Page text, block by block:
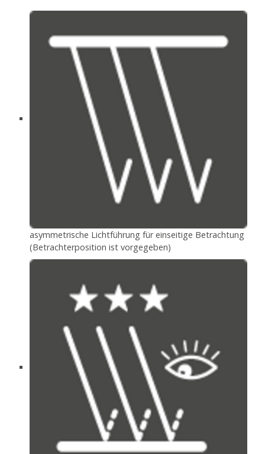
asymmetrische Lichtführung für einseitige Betrachtung
(Betrachterposition ist vorgegeben)